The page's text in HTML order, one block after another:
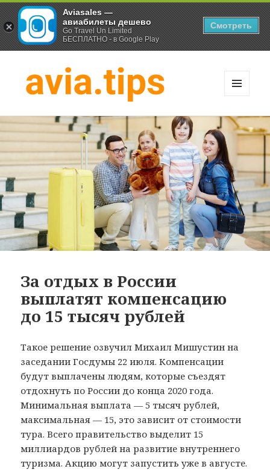
Хитрости экономных
путешественников
ВИДЖЕТЫ
За отдых в России
выплатят компенсацию
до 15 тысяч рублей
Такое решение озвучил Михаил Мишустин на
заседании Госдумы 22 июля. Компенсации
будут выплачены людям, которые съездят
отдохнуть по России до конца 2020 года.
Минимальная выплата — 5 тысяч рублей,
максимальная — 15, это зависит от стоимости
тура. Всего правительство выделит 15
миллиардов рублей на развитие внутреннего
туризма. Акцию могут запустить уже в августе.
Aviasales —
авиабилеты дешево
Go Travel Un Limited
БЕСПЛАТНО - в Google Play
Смотреть